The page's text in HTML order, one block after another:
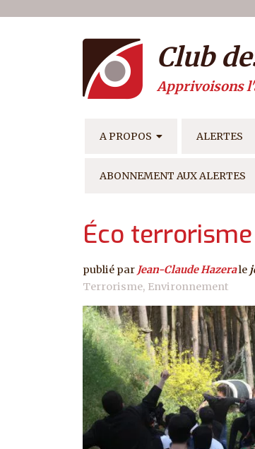
Menu du
Club
Apprivoisons
NAVIGATION
A PROPOS ALERTES
ABONNEMENT AUX ALERTES
Éco
publié par Jean-Claude Hazerale
Terrorisme Environnement